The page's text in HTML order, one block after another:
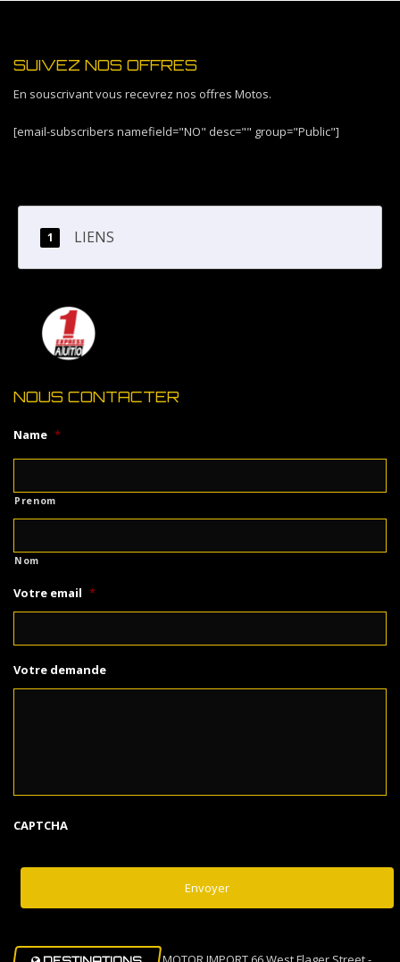
SUIVEZ NOS OFFRES
En souscrivant vous recevrez nos offres Motos.
[email-subscribers namefield="NO" desc="" group="Public"]
LIENS
NOUS CONTACTER
Name *
Prenom
Nom
Votre email *
Votre demande
CAPTCHA